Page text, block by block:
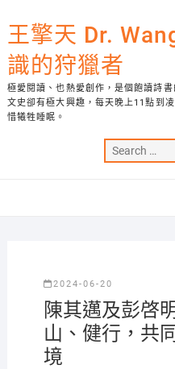
to
content
王擎天 Dr.
識的狩獵者
極愛閱讀、也熱愛創作，是個飽讀詩
文史卻有極大興趣，每天晚上11點到
惜犧牲睡眠。
2024-06-20
陳其邁及彭啓
山、健行，共
境